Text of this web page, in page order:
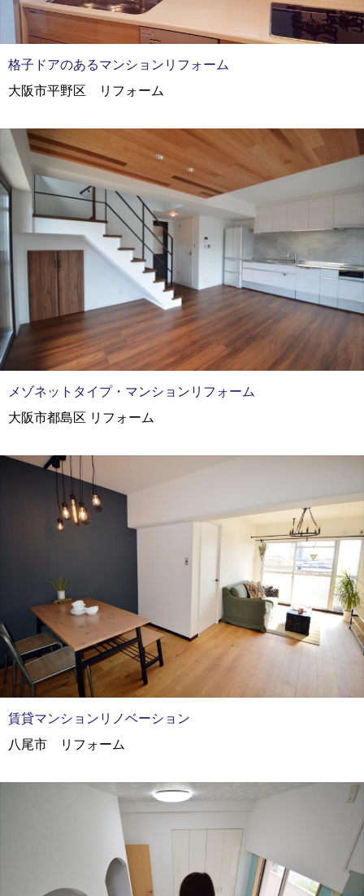
格子ドアのあるマンションリフォーム
大阪市平野区 リフォーム
メゾネットタイプ・マンションリフォーム
大阪市都島区 リフォーム
賃貸マンションリノベーション
八尾市 リフォーム